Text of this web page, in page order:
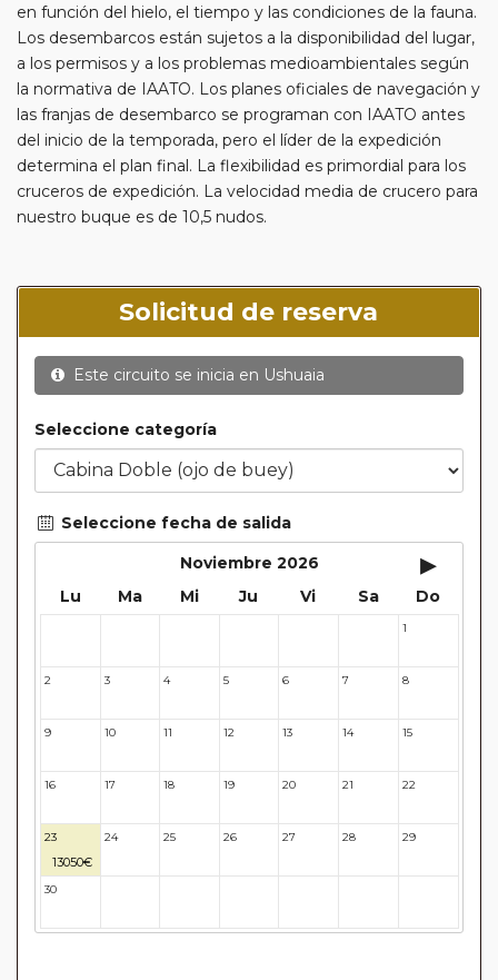
en función del hielo, el tiempo y las condiciones de la fauna.
Los desembarcos están sujetos a la disponibilidad del lugar,
a los permisos y a los problemas medioambientales según
la normativa de IAATO. Los planes oficiales de navegación y
las franjas de desembarco se programan con IAATO antes
del inicio de la temporada, pero el líder de la expedición
determina el plan final. La flexibilidad es primordial para los
cruceros de expedición. La velocidad media de crucero para
nuestro buque es de 10,5 nudos.
Solicitud de reserva
Este circuito se inicia en Ushuaia
Seleccione categoría
Seleccione fecha de salida
Noviembre 2026
▸
Lu Ma Mi Ju Vi Sa Do
1
2 3 4 5 6 7 8
9 10 11 12 13 14 15
16 17 18 19 20 21 22
23
13050€
24 25 26 27 28 29
30